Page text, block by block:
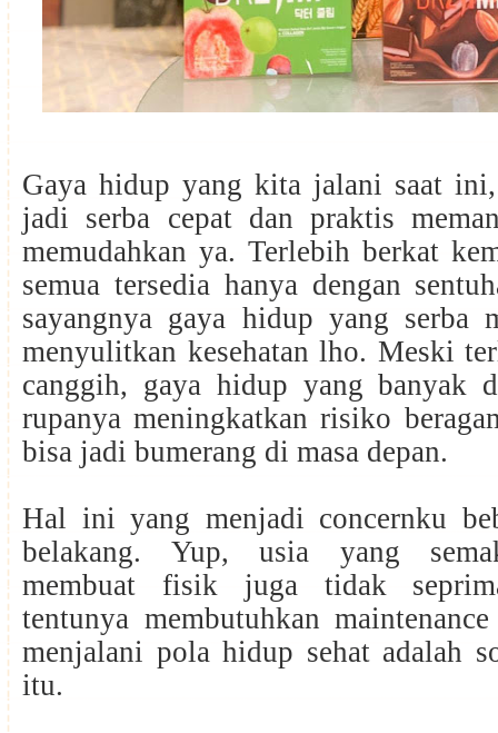
Gaya hidup yang kita jalani saat
jadi serba cepat dan praktis
memudahkan ya. Terlebih berkat
semua tersedia hanya dengan
sayangnya gaya hidup yang serba
menyulitkan kesehatan lho. Meski
canggih, gaya hidup yang banyak
rupanya meningkatkan risiko
bisa jadi bumerang di masa depan.
Hal ini yang menjadi concernku
belakang. Yup, usia yang
membuat fisik juga tidak
tentunya membutuhkan
menjalani pola hidup sehat adalah
itu.